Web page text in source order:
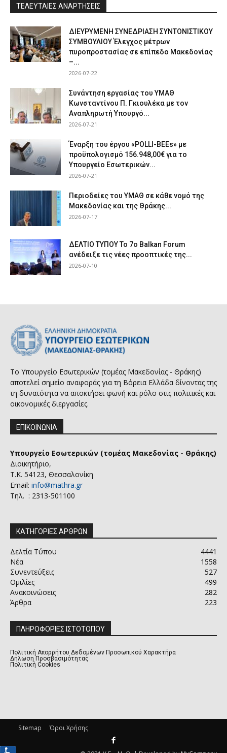
ΤΕΛΕΥΤΑΙΕΣ ΑΝΑΡΤΗΣΕΙΣ
ΔΙΕΥΡΥΜΕΝΗ ΣΥΝΕΔΡΙΑΣΗ ΣΥΝΤΟΝΙΣΤΙΚΟΥ
ΣΥΜΒΟΥΛΙΟΥ Έλεγχος μέτρων
πυροπροστασίας σε επίπεδο Μακεδονίας
–...
2026-07-22
Συνάντηση εργασίας του ΥΜΑΘ
Κωνσταντίνου Π. Γκιουλέκα με τον
Αναπληρωτή Υπουργό...
2026-07-21
Έναρξη του έργου «POLLI-BEEs» με
προϋπολογισμό 156.948,00€ για το
Υπουργείο Εσωτερικών...
2026-07-21
Περιοδείες του ΥΜΑΘ σε κάθε νομό της
Μακεδονίας και της Θράκης...
2026-07-17
ΔΕΛΤΙΟ ΤΥΠΟΥ Το 7ο Balkan Forum
ανέδειξε τις νέες προοπτικές της...
2026-07-10
Το Υπουργείο Εσωτερικών (τομέας Μακεδονίας - Θράκης)
αποτελεί σημείο αναφοράς για τη Βόρεια Ελλάδα δίνοντας της
τη δυνατότητα να αποκτήσει φωνή και ρόλο στις πολιτικές και
οικονομικές διεργασίες.
ΕΠΙΚΟΙΝΩΝΙΑ
Υπουργείο Εσωτερικών (τομέας Μακεδονίας - Θράκης)
Διοικητήριο,
Τ.Κ. 54123, Θεσσαλονίκη
Email: info@mathra.gr
Τηλ. : 2313-501100
ΚΑΤΗΓΟΡΙΕΣ ΑΡΘΡΩΝ
Δελτία Τύπου
4441
Νέα
1558
Συνεντεύξεις
527
Ομιλίες
499
Ανακοινώσεις
282
Άρθρα
223
ΠΛΗΡΟΦΟΡΙΕΣ ΙΣΤΟΤΟΠΟΥ
Πολιτική Απορρήτου Δεδομένων Προσωπικού Χαρακτήρα
Δήλωση Προσβασιμότητας
Πολιτική Cookies
Sitemap Όροι Χρήσης